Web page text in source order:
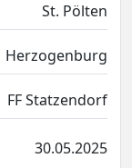
St. Pölten
Herzogenburg
FF Statzendorf
30.05.2025